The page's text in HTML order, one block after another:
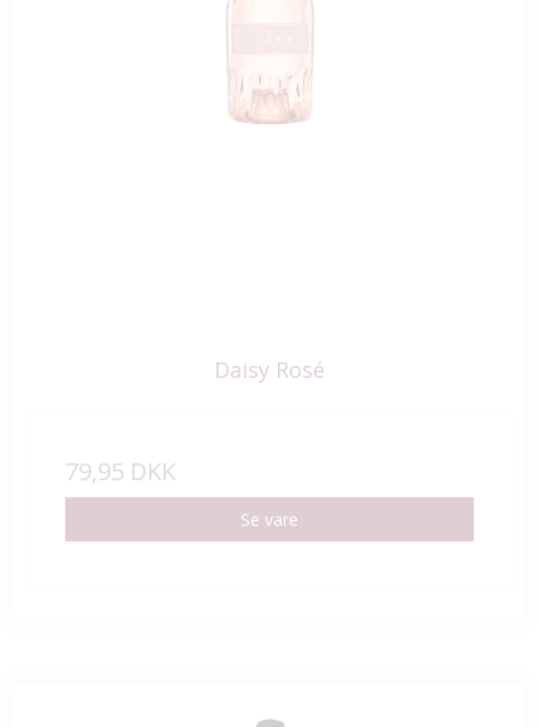
Daisy Rosé
79,95 DKK
Se vare